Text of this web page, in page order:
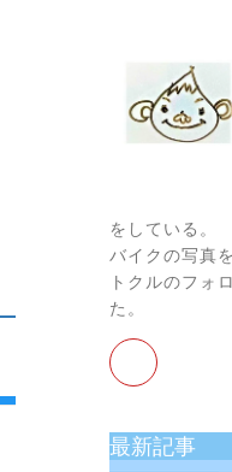
をしている。
バイクの写真
トクルのフォ
た。
最新記事